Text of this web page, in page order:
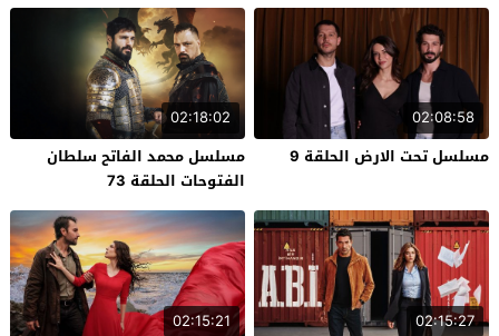
02:08:58
مسلسل تحت الارض الحلقة 9
02:18:02
مسلسل محمد الفاتح سلطان
الفتوحات الحلقة 73
02:15:27
02:15:21